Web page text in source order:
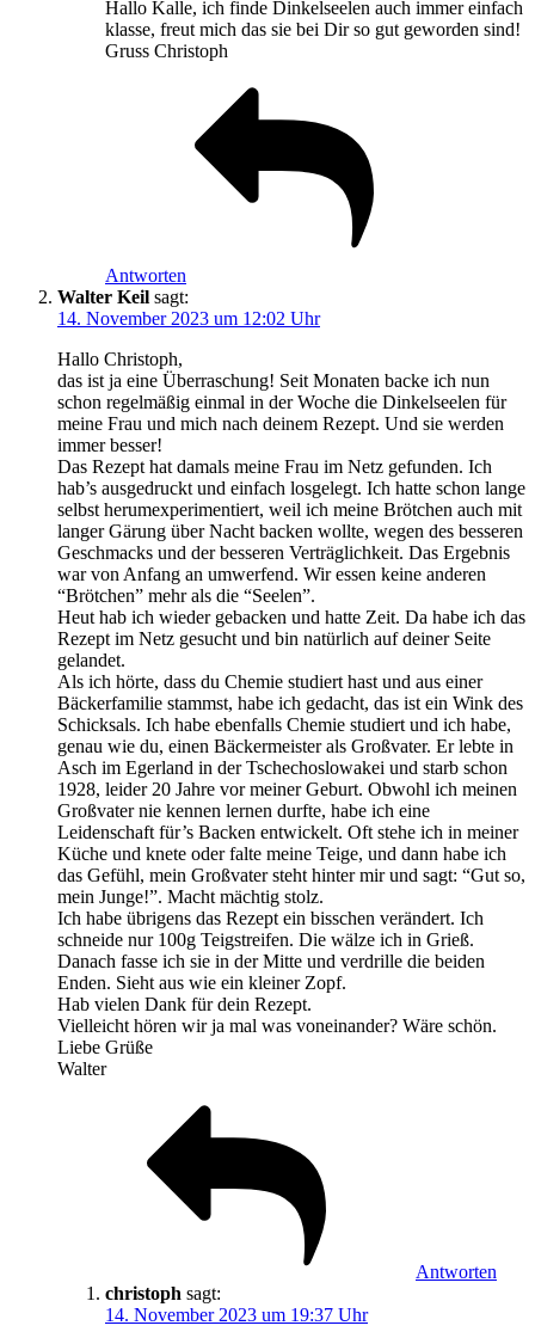
Hallo Kalle, ich finde Dinkelseelen auch immer einfach
klasse, freut mich das sie bei Dir so gut geworden sind!
Gruss Christoph
Antworten
Walter Keil sagt:
14. November 2023 um 12:02 Uhr
Hallo Christoph,
das ist ja eine Überraschung! Seit Monaten backe ich nun
schon regelmäßig einmal in der Woche die Dinkelseelen für
meine Frau und mich nach deinem Rezept. Und sie werden
immer besser!
Das Rezept hat damals meine Frau im Netz gefunden. Ich
hab’s ausgedruckt und einfach losgelegt. Ich hatte schon lange
selbst herumexperimentiert, weil ich meine Brötchen auch mit
langer Gärung über Nacht backen wollte, wegen des besseren
Geschmacks und der besseren Verträglichkeit. Das Ergebnis
war von Anfang an umwerfend. Wir essen keine anderen
“Brötchen” mehr als die “Seelen”.
Heut hab ich wieder gebacken und hatte Zeit. Da habe ich das
Rezept im Netz gesucht und bin natürlich auf deiner Seite
gelandet.
Als ich hörte, dass du Chemie studiert hast und aus einer
Bäckerfamilie stammst, habe ich gedacht, das ist ein Wink des
Schicksals. Ich habe ebenfalls Chemie studiert und ich habe,
genau wie du, einen Bäckermeister als Großvater. Er lebte in
Asch im Egerland in der Tschechoslowakei und starb schon
1928, leider 20 Jahre vor meiner Geburt. Obwohl ich meinen
Großvater nie kennen lernen durfte, habe ich eine
Leidenschaft für’s Backen entwickelt. Oft stehe ich in meiner
Küche und knete oder falte meine Teige, und dann habe ich
das Gefühl, mein Großvater steht hinter mir und sagt: “Gut so,
mein Junge!”. Macht mächtig stolz.
Ich habe übrigens das Rezept ein bisschen verändert. Ich
schneide nur 100g Teigstreifen. Die wälze ich in Grieß.
Danach fasse ich sie in der Mitte und verdrille die beiden
Enden. Sieht aus wie ein kleiner Zopf.
Hab vielen Dank für dein Rezept.
Vielleicht hören wir ja mal was voneinander? Wäre schön.
Liebe Grüße
Walter
Antworten
christoph sagt:
14. November 2023 um 19:37 Uhr